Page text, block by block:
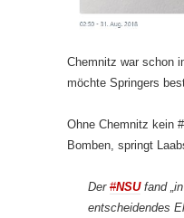
Chemnitz war schon
möchte Springers
Ohne Chemnitz kein
Bomben, springt
Der #NSUfand „in
entscheidendes